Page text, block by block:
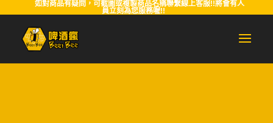
如對商品有疑問，可截圖或複製商品名稱聯繫線上客服!!將會有人
員立刻為您服務喔!!